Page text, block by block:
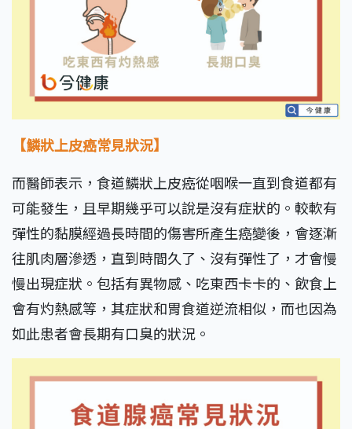
【鱗狀上皮癌常見狀況】
而醫師表示，食道鱗狀上皮癌從咽喉一直到食道都有
可能發生，且早期幾乎可以說是沒有症狀的。較軟有
彈性的黏膜經過長時間的傷害所產生癌變後，會逐漸
往肌肉層滲透，直到時間久了、沒有彈性了，才會慢
慢出現症狀。包括有異物感、吃東西卡卡的、飲食上
會有灼熱感等，其症狀和胃食道逆流相似，而也因為
如此患者會長期有口臭的狀況。